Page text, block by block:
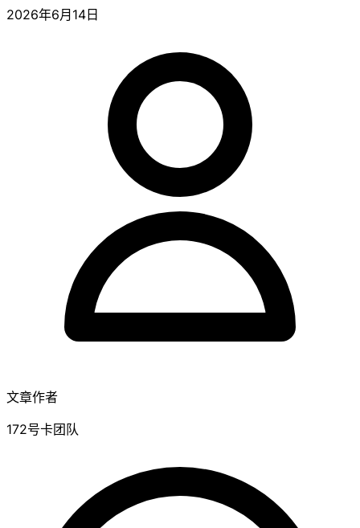
2026年6月14日
文章作者
172号卡团队